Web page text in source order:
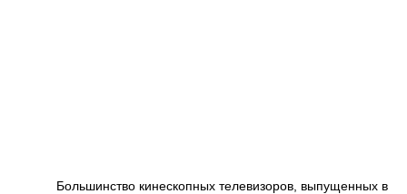
Большинство кинескопных телевизоров, выпущенных в